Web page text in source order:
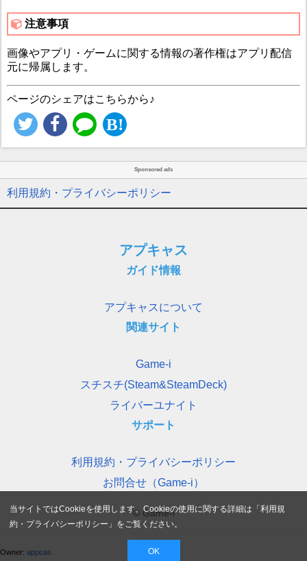
注意事項
画像やアプリ・ゲームに関する情報の著作権はアプリ配信
元に帰属します。
ページのシェアはこちらから♪
Sponsored ads
利用規約・プライバシーポリシー
アプキャス
ガイド情報
アプキャスについて
関連サイト
Game-i
スチスチ(Steam&SteamDeck)
ライバーユナイト
サポート
利用規約・プライバシーポリシー
お問合せ（Game-i）
© Game-i
Owner: appcas
当サイトではCookieを使用します。Cookieの使用に関する詳細は「利用規
約・プライバシーポリシー 」をご覧ください。
OK